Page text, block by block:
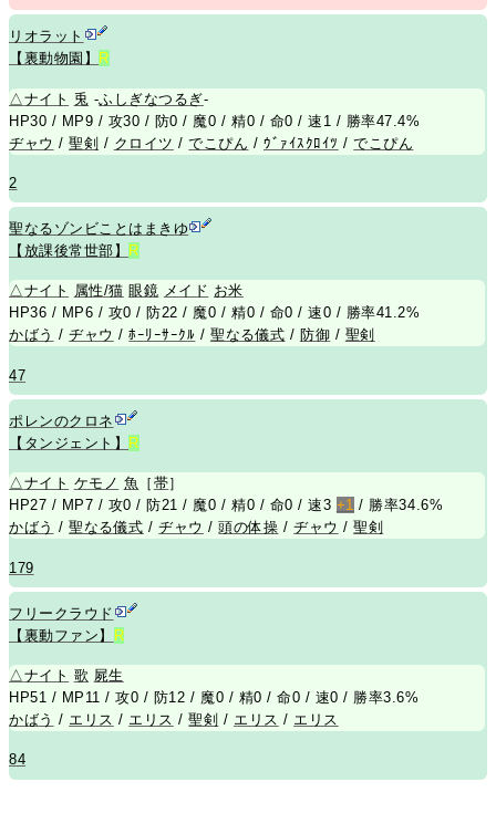
リオラット
【裏動物園】
R
△ ナイト 兎 -ふしぎなつるぎ-
HP30 / MP9 / 攻30 / 防0 / 魔0 / 精0 / 命0 / 速1 / 勝率47.4%
ヂャウ /聖剣 / クロイツ /でこぴん /ｳﾞｧｲｽｸﾛｲﾂ /でこぴん
2
聖なるゾンビことはまきゆ
【放課後常世部】
R
△ナイト 属性/猫 眼鏡 メイド お米
HP36 / MP6 / 攻0 / 防22 / 魔0 / 精0 / 命0 / 速0 / 勝率41.2%
かばう /ヂャウ /ﾎｰﾘｰｻｰｸﾙ / 聖なる儀式 / 防御 / 聖剣
47
ポレンのクロネ
【タンジェント】
R
△ナイト ケモノ 魚 ［ 帯］
HP27 / MP7 / 攻0 / 防21 / 魔0 / 精0 / 命0 / 速3 +1 / 勝率34.6%
かばう /聖なる儀式 /ヂャウ /頭の体操 /ヂャウ /聖剣
179
フリークラウド
【裏動ファン】
R
△ナイト 歌 屍生
HP51 / MP11 / 攻0 / 防12 / 魔0 / 精0 / 命0 / 速0 / 勝率3.6%
かばう / エリス / エリス /聖剣 / エリス / エリス
84